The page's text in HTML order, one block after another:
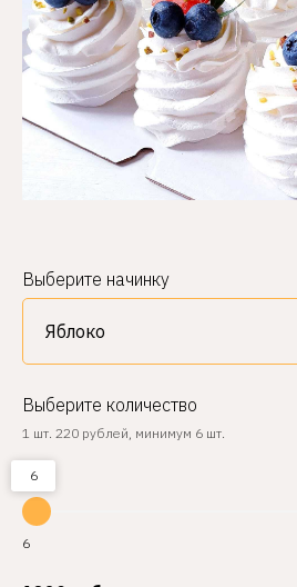
Выберите начинку
Выберите количество
1 шт. 220 рублей, минимум 6 шт.
6
6